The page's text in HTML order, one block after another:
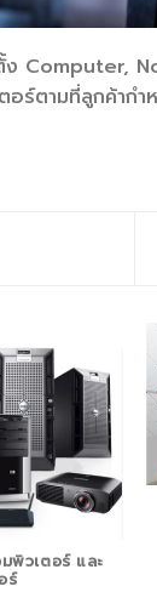
ง Computer,
ร์ตามที่ลูกค้ากำ
มพิวเตอร์ และ
ร์